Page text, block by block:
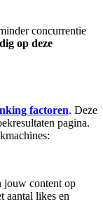
concurrentie
op deze
factoren. Deze
pagina.
jouw content op
aantal likes en